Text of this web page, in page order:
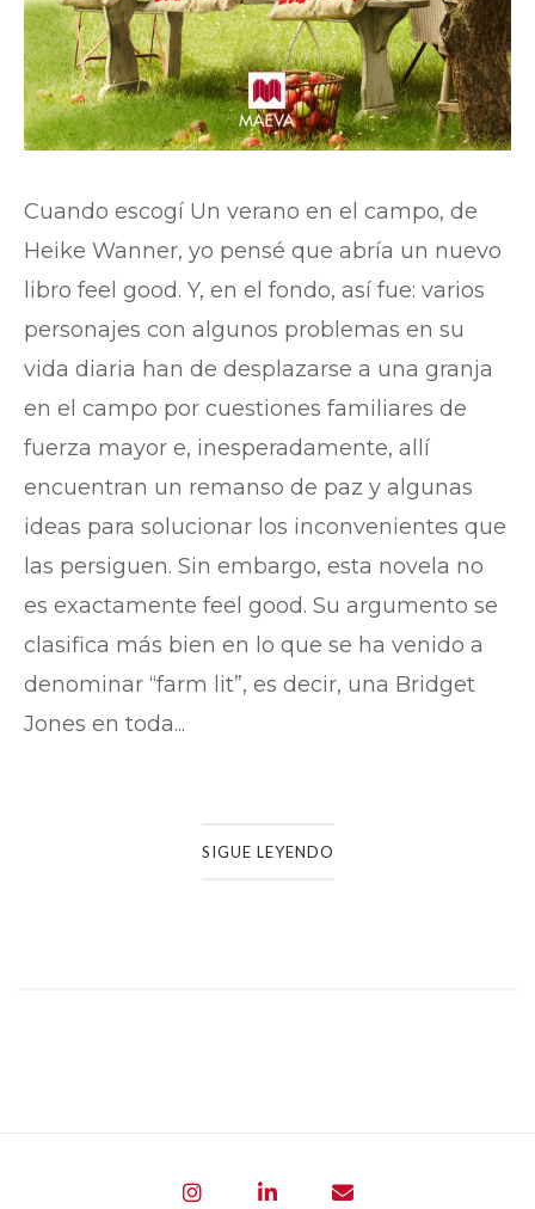
Cuando escogí Un verano en el campo, de
Heike Wanner, yo pensé que abría un nuevo
libro feel good. Y, en el fondo, así fue: varios
personajes con algunos problemas en su
vida diaria han de desplazarse a una granja
en el campo por cuestiones familiares de
fuerza mayor e, inesperadamente, allí
encuentran un remanso de paz y algunas
ideas para solucionar los inconvenientes que
las persiguen. Sin embargo, esta novela no
es exactamente feel good. Su argumento se
clasifica más bien en lo que se ha venido a
denominar “farm lit”, es decir, una Bridget
Jones en toda...
SIGUE LEYENDO